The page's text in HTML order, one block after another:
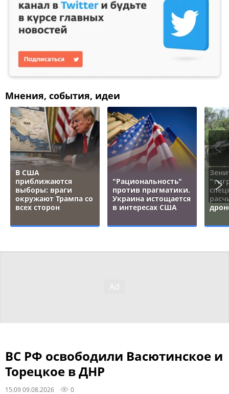
Мнения, события, идеи
В США
приближаются
выборы: враги
окружают Трампа со
всех сторон
"Рациональность"
против прагматики.
Украина истощается
в интересах США
ВС РФ освободили Васютинское и
Торецкое в ДНР
15:09 09.08.2026 0